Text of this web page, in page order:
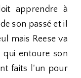
apprendre à
son passé et il
mais Reese va
entoure son
faits l'un pour